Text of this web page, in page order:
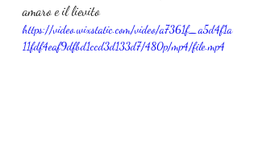
amaro e il lievito
https://video.wixstatic.com/video/a7361f_a5d4f1a
11fdf4eaf9dfbd1ccd3d133d7/480p/mp4/file.mp4